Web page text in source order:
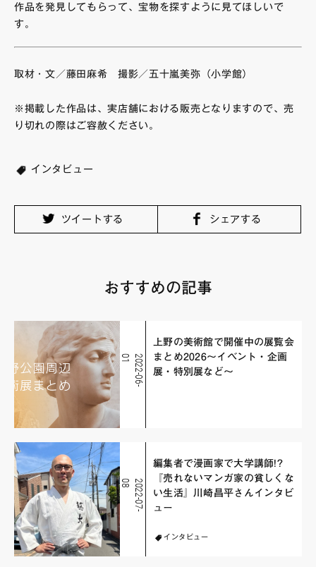
作品を発見してもらって、宝物を探すように見てほしいで
す。
取材・文／藤田麻希 撮影／五十嵐美弥（小学館）
※掲載した作品は、実店舗における販売となりますので、売
り切れの際はご容赦ください。
インタビュー
ツイートする シェアする
おすすめの記事
2
0
2
2
-
0
6
-
0
1
上野の美術館で開催中の展覧会
まとめ2026〜イベント・企画
展・特別展など〜
2
0
2
2
-
0
7
-
0
8
編集者で漫画家で大学講師!?
『売れないマンガ家の貧しくな
い生活』川崎昌平さんインタビ
ュー
インタビュー